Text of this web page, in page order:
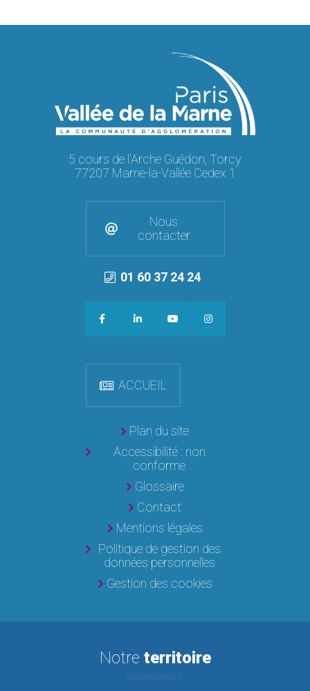
5 cours de l'Arche Guédon, Torcy
77207 Marne-la-Vallée Cedex 1
Nous
contacter
01 60 37 24 24
ACCUEIL
Plan du site
Accessibilité : non
conforme
Glossaire
Contact
Mentions légales
Politique de gestion des
données personnelles
Gestion des cookies
Notre territoire